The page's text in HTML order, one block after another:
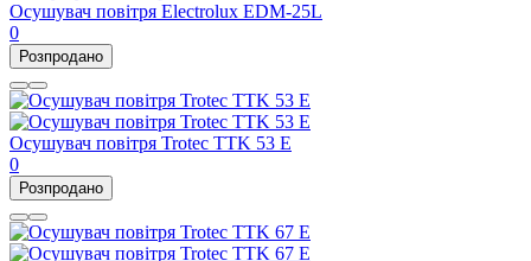
Осушувач повітря Electrolux EDM-25L
0
Розпродано
Осушувач повітря Trotec TTK 53 E
0
Розпродано